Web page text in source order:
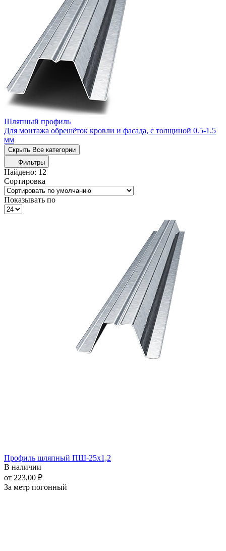
Шляпный профиль
Для монтажа обрешёток кровли и фасада, с толщиной 0.5-1.5
мм
Скрыть Все категории
Фильтры
Найдено: 12
Сортировка
Показывать по
Профиль шляпный ПШ-25x1,2
В наличии
от 223,00 ₽
За метр погонный